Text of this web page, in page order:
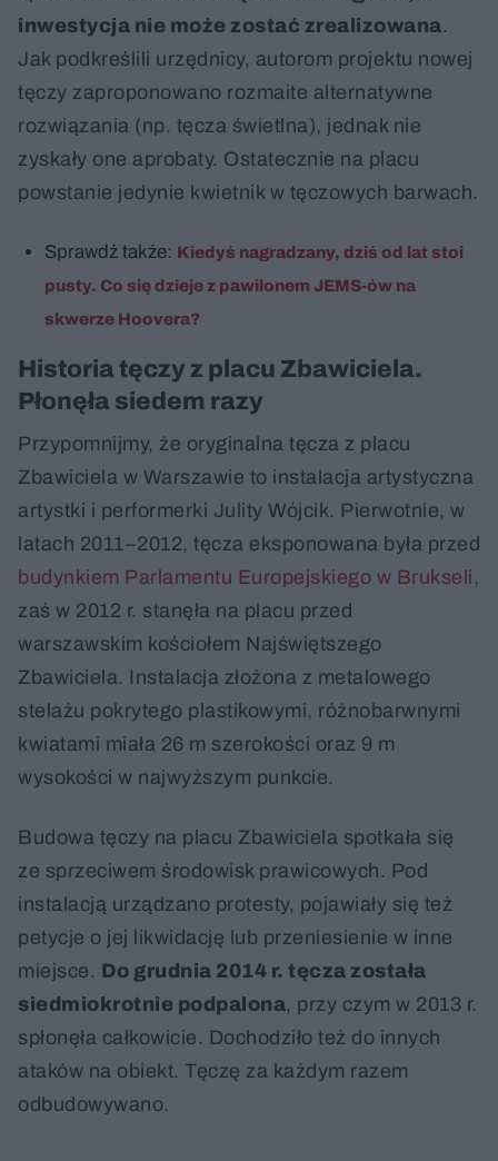
inwestycja nie może zostać zrealizowana.
Jak podkreślili urzędnicy, autorom projektu nowej
tęczy zaproponowano rozmaite alternatywne
rozwiązania (np. tęcza świetlna), jednak nie
zyskały one aprobaty. Ostatecznie na placu
powstanie jedynie kwietnik w tęczowych barwach.
Sprawdź także: Kiedyś nagradzany, dziś od lat stoi
pusty. Co się dzieje z pawilonem JEMS-ów na
skwerze Hoovera?
Historia tęczy z placu Zbawiciela.
Płonęła siedem razy
Przypomnijmy, że oryginalna tęcza z placu
Zbawiciela w Warszawie to instalacja artystyczna
artystki i performerki Julity Wójcik. Pierwotnie, w
latach 2011–2012, tęcza eksponowana była przed
budynkiem Parlamentu Europejskiego w Brukseli ,
zaś w 2012 r. stanęła na placu przed
warszawskim kościołem Najświętszego
Zbawiciela. Instalacja złożona z metalowego
stelażu pokrytego plastikowymi, różnobarwnymi
kwiatami miała 26 m szerokości oraz 9 m
wysokości w najwyższym punkcie.
Budowa tęczy na placu Zbawiciela spotkała się
ze sprzeciwem środowisk prawicowych. Pod
instalacją urządzano protesty, pojawiały się też
petycje o jej likwidację lub przeniesienie w inne
miejsce. Do grudnia 2014 r. tęcza została
siedmiokrotnie podpalona, przy czym w 2013 r.
spłonęła całkowicie. Dochodziło też do innych
ataków na obiekt. Tęczę za każdym razem
odbudowywano.